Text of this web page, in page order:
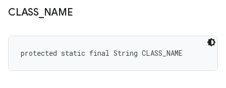
CLASS_ NAME
protected static final String CLASS_NAME